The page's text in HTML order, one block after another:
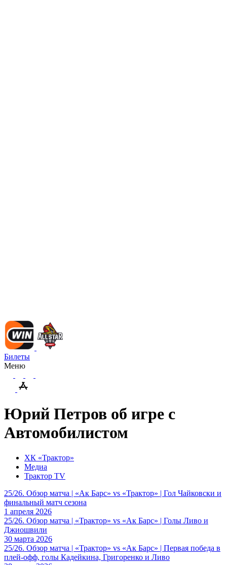
Билеты
Меню
Юрий Петров об игре с
Автомобилистом
ХК «Трактор»
Медиа
Трактор TV
25/26. Обзор матча | «Ак Барс» vs «Трактор» | Гол Чайковски и
финальный матч сезона
1 апреля 2026
25/26. Обзор матча | «Трактор» vs «Ак Барс» | Голы Ливо и
Джиошвили
30 марта 2026
25/26. Обзор матча | «Трактор» vs «Ак Барс» | Первая победа в
плей-офф, голы Кадейкина, Григоренко и Ливо